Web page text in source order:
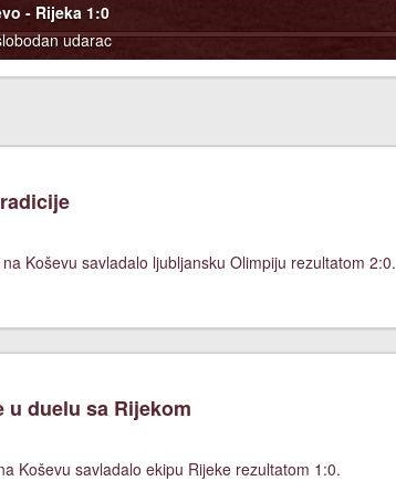
- Rijeka 1:0
udarac
Koševu savladalo ljubljansku Olimpiju rezultatom 2:0.
u duelu sa Rijekom
Koševu savladalo ekipu Rijeke rezultatom 1:0.